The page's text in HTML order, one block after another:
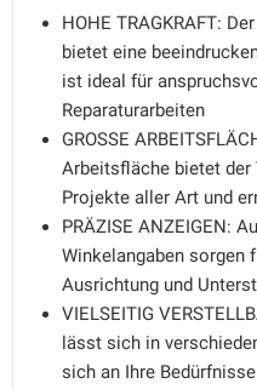
HOHE TRAGKRAFT:
bietet eine
ist ideal für
Reparaturarbeiten
GROSSE
Arbeitsfläche bietet
Projekte aller Art und
PRÄZISE ANZEIGEN:
Winkelangaben sorgen
Ausrichtung und
VIELSEITIG
lässt sich in
sich an Ihre